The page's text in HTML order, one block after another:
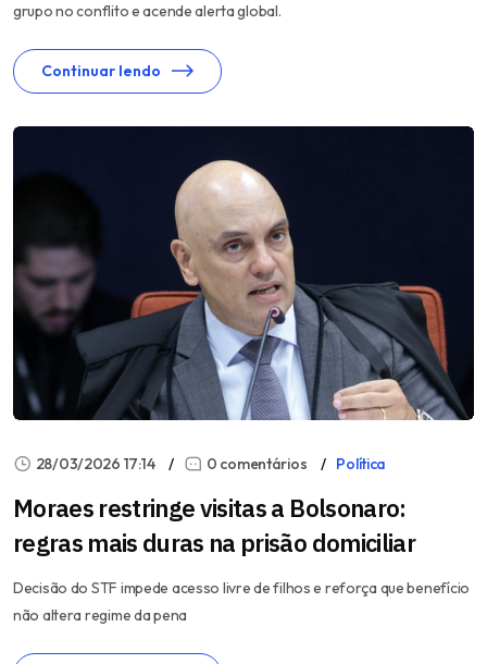
grupo no conflito e acende alerta global.
Continuar lendo
28/03/2026 17:14 0 comentários Política
Moraes restringe visitas a Bolsonaro:
regras mais duras na prisão domiciliar
Decisão do STF impede acesso livre de filhos e reforça que benefício
não altera regime da pena